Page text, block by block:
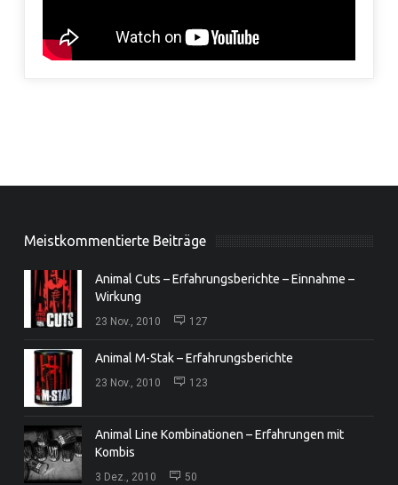
Meistkommentierte Beiträge
Animal Cuts – Erfahrungsberichte – Einnahme –
Wirkung
23 Nov., 2010 127
Animal M-Stak – Erfahrungsberichte
23 Nov., 2010 123
Animal Line Kombinationen – Erfahrungen mit
Kombis
3 Dez., 2010 50